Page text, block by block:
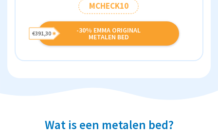
MCHECK10
-30% EMMA ORIGINAL
METALEN BED
€391,30
Wat is een metalen bed?